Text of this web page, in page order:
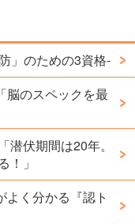
」のための3資格-
脳のスペックを最
伏期間は20年。
！」
く分かる『認ト